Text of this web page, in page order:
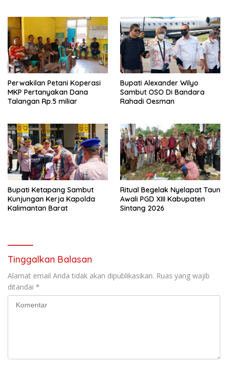
Perwakilan Petani Koperasi
MKP Pertanyakan Dana
Talangan Rp.5 miliar
Bupati Alexander Wilyo
Sambut OSO Di Bandara
Rahadi Oesman
Bupati Ketapang Sambut
Kunjungan Kerja Kapolda
Kalimantan Barat
Ritual Begelak Nyelapat Taun
Awali PGD XIII Kabupaten
Sintang 2026
Tinggalkan Balasan
Alamat email Anda tidak akan dipublikasikan. Ruas yang wajib
ditandai *